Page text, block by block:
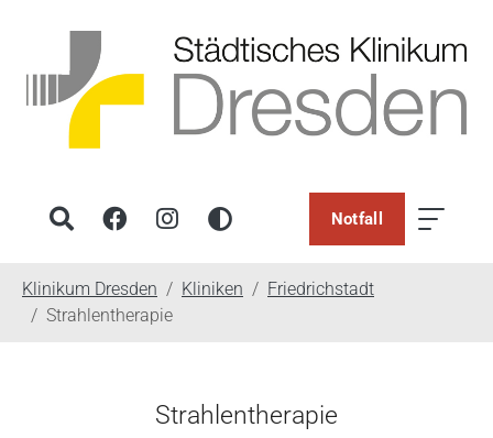
Notfall
Klinikum Dresden Kliniken
Friedrichstadt
Strahlentherapie
Strahlentherapie